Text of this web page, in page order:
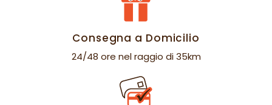
Consegna a Domicilio
24/48 ore nel raggio di 35km